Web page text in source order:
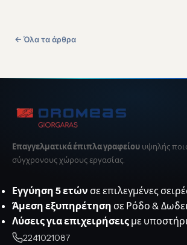
← Όλα τα άρθρα
Επαγγελματικά έπιπλα γραφείου υψηλής
σύγχρονους χώρους εργασίας.
Εγγύηση 5 ετών σε επιλεγμένες
Άμεση εξυπηρέτηση σε Ρόδο &
Λύσεις για επιχειρήσεις με
2241021087